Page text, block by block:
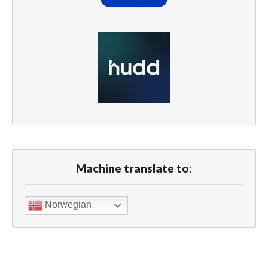
Machine translate to:
Norwegian